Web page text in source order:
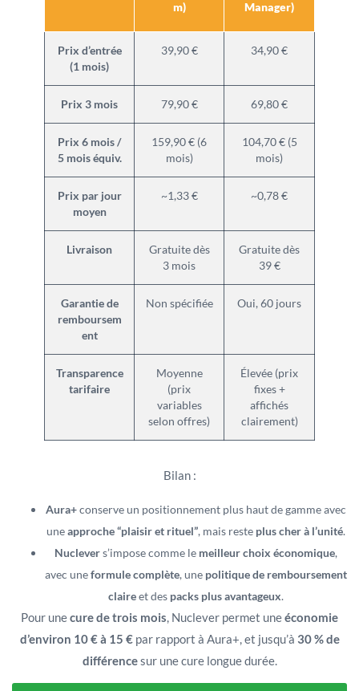
m)
Manager)
Prix d’entrée
(1 mois)
39,90 € 34,90 €
Prix 3 mois 79,90 € 69,80 €
Prix 6 mois /
5 mois équiv.
159,90 € (6
mois)
104,70 € (5
mois)
Prix par jour
moyen
~1,33 € ~0,78 €
Livraison
Gratuite dès
3 mois
Gratuite dès
39 €
Garantie de
remboursem
ent
Non spécifiée Oui, 60 jours
Transparence
tarifaire
Moyenne
(prix
variables
selon offres)
Élevée (prix
fixes +
affichés
clairement)
Bilan :
Aura+conserve un positionnement plus haut de gamme avec
uneapproche “plaisir et rituel”, mais reste plus cher à l’unité.
Nuclevers’impose comme le meilleur choix économique,
avec uneformule complète, une politique de remboursement
claireet des packs plus avantageux.
Pour unecure de trois mois, Nuclever permet uneéconomie
d’environ 10 € à 15 €par rapport à Aura+, et jusqu’à 30 % de
différencesur une cure longue durée.